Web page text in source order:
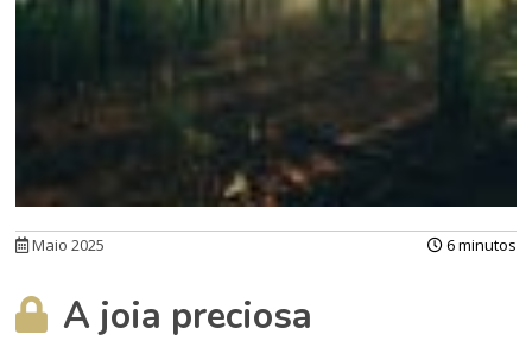
Maio 2025 6 minutos
A joia preciosa